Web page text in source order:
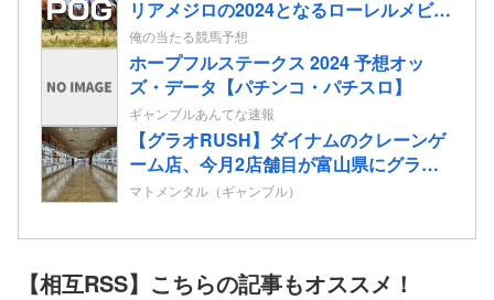
リアメジロの2024となるローレルメビウ
スの2歳情報
俺の当たる競馬予想
ホープフルステークス 2024 予想オッ
ズ・データ【パチンコ・パチスロ】
ギャンブルあんてな速報
【グラオRUSH】ダイナムのクレーンゲ
ーム店、今月2店舗目が富山県にグラン
ドオープン決定
マトメンタル（ギャンブル）
【相互RSS】こちらの記事もオススメ！